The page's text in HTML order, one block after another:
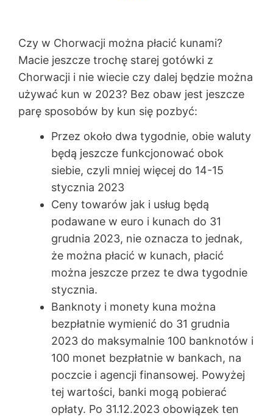
Czy w Chorwacji można płacić kunami?
Macie jeszcze trochę starej gotówki z
Chorwacji i nie wiecie czy dalej będzie można
używać kun w 2023? Bez obaw jest jeszcze
parę sposobów by kun się pozbyć:
Przez około dwa tygodnie, obie waluty
będą jeszcze funkcjonować obok
siebie, czyli mniej więcej do 14-15
stycznia 2023
Ceny towarów jak i usług będą
podawane w euro i kunach do 31
grudnia 2023, nie oznacza to jednak,
że można płacić w kunach, płacić
można jeszcze przez te dwa tygodnie
stycznia.
Banknoty i monety kuna można
bezpłatnie wymienić do 31 grudnia
2023 do maksymalnie 100 banknotów i
100 monet bezpłatnie w bankach, na
poczcie i agencji finansowej. Powyżej
tej wartości, banki mogą pobierać
opłaty. Po 31.12.2023 obowiązek ten